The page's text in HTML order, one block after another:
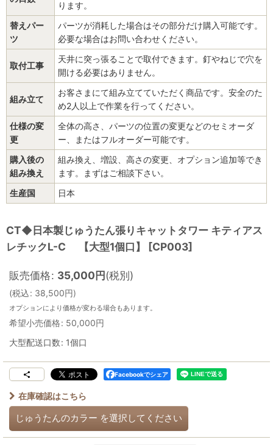
ります。
替えパー
ツ
パーツが消耗した場合はその部分だけ購入可能です。
必要な場合はお問い合わせください。
取付工事
天井に突っ張ることで取付できます。釘やねじで穴を
開ける必要はありません。
組み立て
お客さまにて組み立てていただく商品です。安全のた
め2人以上で作業を行ってください。
仕様の変
更
全体の高さ、パーツの位置の変更などのセミオーダ
ー、またはフルオーダー可能です。
購入後の
組み換え
組み換え、増設、高さの変更、オプション追加等でき
ます。まずはご相談下さい。
生産国
日本
CT◆日本製じゅうたん張りキャットタワー キティアス
レチックL-C 【大型1個口】
[CP003]
販売価格: 35,000円(税別)
(税込: 38,500円)
オプションにより価格が変わる場合もあります。
希望小売価格: 50,000円
大型配送口数: 1個口
Facebookでシェア
在庫確認はこちら
じゅうたんのカラー を選択してください